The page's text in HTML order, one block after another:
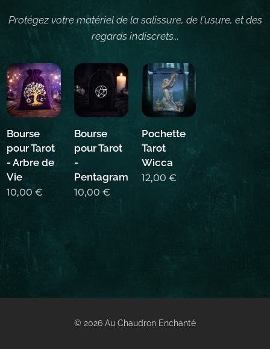
Protégez votre matériel de la salissure, de l'usure, et des
regards indiscrets...
Bourse
pour Tarot
- Arbre de
Vie
10,00 €
Bourse
pour Tarot
-
Pentagramme
10,00 €
Pochette
Tarot
Wicca
12,00 €
© 2026 Au Chaudron Enchanté